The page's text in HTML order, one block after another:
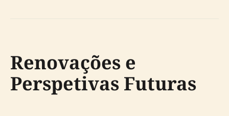
Renovações e
Perspetivas Futuras